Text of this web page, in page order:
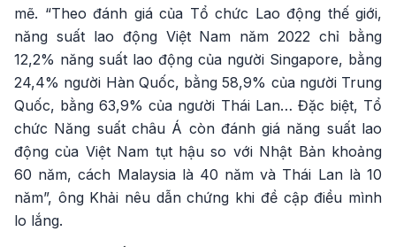
mẽ. “Theo đánh giá của Tổ chức Lao động thế giới,
năng suất lao động Việt Nam năm 2022 chỉ bằng
12,2% năng suất lao động của người Singapore, bằng
24,4% người Hàn Quốc, bằng 58,9% của người Trung
Quốc, bằng 63,9% của người Thái Lan… Đặc biệt, Tổ
chức Năng suất châu Á còn đánh giá năng suất lao
động của Việt Nam tụt hậu so với Nhật Bản khoảng
60 năm, cách Malaysia là 40 năm và Thái Lan là 10
năm”, ông Khải nêu dẫn chứng khi đề cập điều mình
lo lắng.